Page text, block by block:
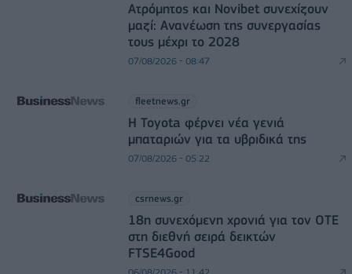
Ατρόμητος και Novibet συνεχίζουν
μαζί: Ανανέωση της συνεργασίας
τους μέχρι το 2028
07/08/2026 - 08:47
fleetnews.gr
Η Toyota φέρνει νέα γενιά
μπαταριών για τα υβριδικά της
07/08/2026 - 05:22
csrnews.gr
18η συνεχόμενη χρονιά για τον ΟΤΕ
στη διεθνή σειρά δεικτών
FTSE4Good